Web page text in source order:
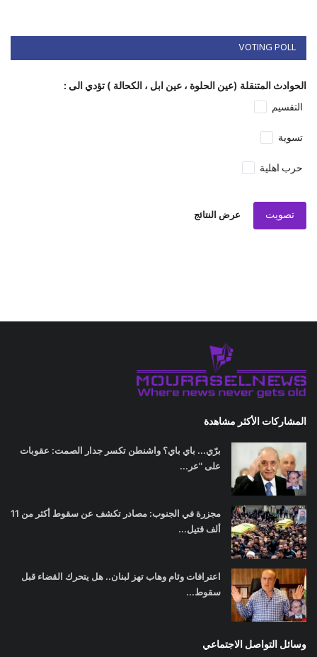
VOTING POLL
الحوادث المتنقلة (عين الحلوة ، عين ابل ، الكحالة ) تؤدي الى :
التقسيم
تسوية
حرب اهلية
تصويت عرض النتائج
المشاركات الأكثر مشاهدة
برّي... باي باي؟ واشنطن تكسر جدار الصمت: عقوبات
على "عر...
مجزرة في الجنوب: مصادر تكشف عن سقوط أكثر من 11
ألف قتيل...
اعترافات وئام وهاب تهز لبنان.. هل يتحرك القضاء قبل
سقوط...
وسائل التواصل الاجتماعي